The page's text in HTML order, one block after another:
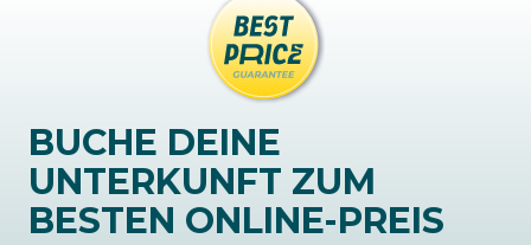
BUCHE DEINE
UNTERKUNFT ZUM
BESTEN ONLINE-PREIS